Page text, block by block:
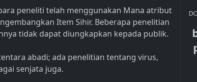
peneliti telah menggunakan Mana atribut
Item Sihir. Beberapa penelitian
tidak dapat diungkapkan kepada publik.
abadi; ada penelitian tentang virus,
senjata juga.